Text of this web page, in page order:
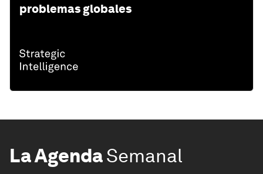
problemas globales
La AgendaSemanal